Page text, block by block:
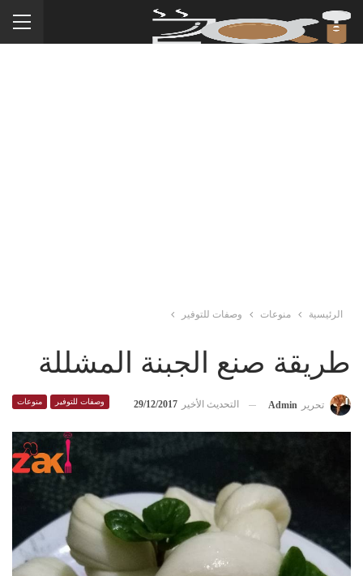
الرئيسية منوعات وصفات للتوفير
طريقة صنع الجبنة المشللة
وصفات للتوفير منوعات تحرير Admin التحديث الأخير 29/12/2017